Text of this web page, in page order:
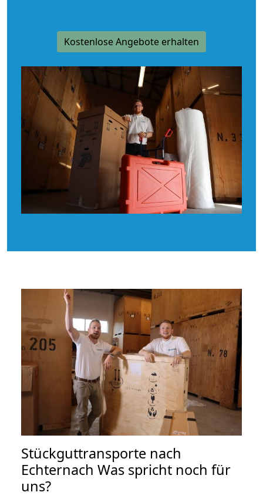
Kostenlose Angebote erhalten
Stückguttransporte nach
Echternach Was spricht noch für
uns?